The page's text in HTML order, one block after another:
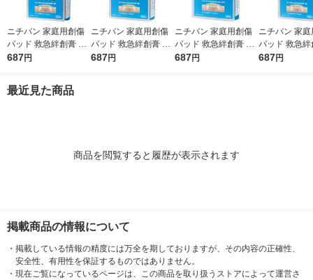
ニチバン 家庭用創傷
パッド 救急絆創膏 ケ
アリーヴ 治す力 防水
箱（12枚入）
687円
ニチバン 家庭用創傷
パッド 救急絆創膏 ケ
アリーヴ 治す力 防水
687円
ニチバン 家庭用創傷
パッド 救急絆創膏 ケ
アリーヴ 治す力 防水
687円
ニチバン 家
パッド 救急絆
アリーヴ 治す
687円
最近見た商品
商品を閲覧すると履歴が表示されます
掲載商品の情報について
・ 掲載している情報の精度には万全を期しておりますが、その内容の正確性、
安全性、有用性を保証するものではありません。
・ 現在ご覧になっているページは、この商品を取り扱うストアによって運営さ